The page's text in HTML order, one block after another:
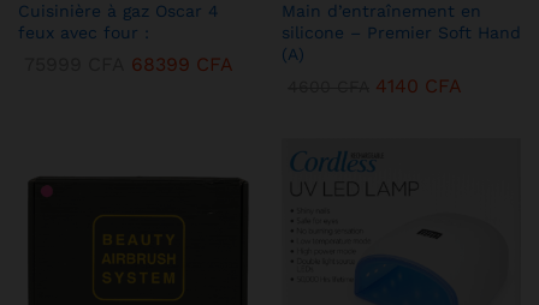
Cuisinière à gaz Oscar 4
feux avec four :
68399 CFA
Main d’entraînement en
silicone – Premier Soft Hand
(A)
4140 CFA